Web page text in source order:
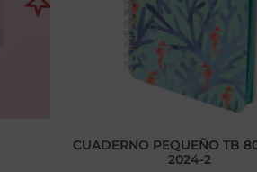
CUADERNO PEQUEÑO TB
2024-2